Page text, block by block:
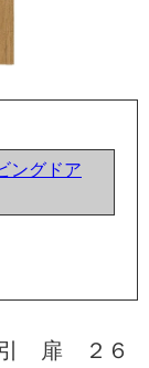
ングドア
引 扉 ２６